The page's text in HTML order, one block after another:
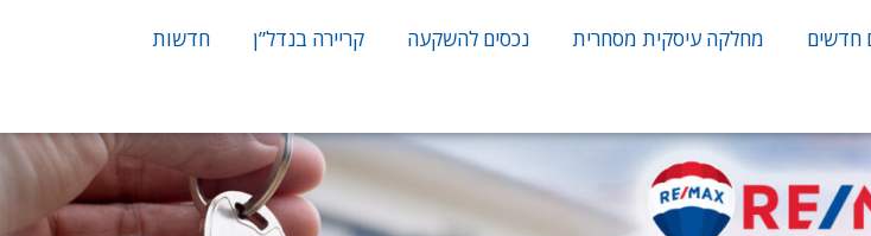
חדשים מחלקה עיסקית מסחרית נכסים להשקעה קריירה בנדל”ן
חדשות